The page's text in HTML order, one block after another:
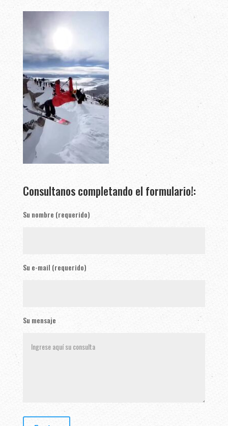
Consultanos completando el formulario!:
Su nombre (requerido)
Su e-mail (requerido)
Su mensaje